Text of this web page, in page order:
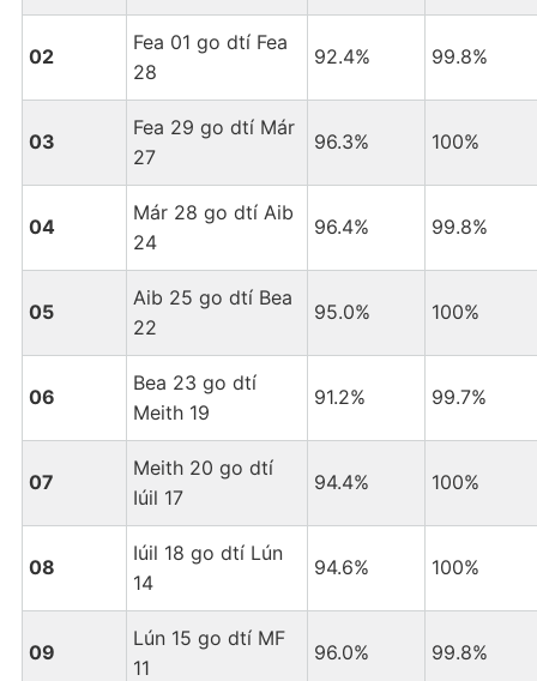
02
Fea 01 go dtí Fea
28
92.4% 99.8%
03
Fea 29 go dtí Már
27
96.3% 100%
04
Már 28 go dtí Aib
24
96.4% 99.8%
05
Aib 25 go dtí Bea
22
95.0% 100%
06
Bea 23 go dtí
Meith 19
91.2% 99.7%
07
Meith 20 go dtí
Iúil 17
94.4% 100%
08
Iúil 18 go dtí Lún
14
94.6% 100%
09
Lún 15 go dtí MF
11
96.0% 99.8%